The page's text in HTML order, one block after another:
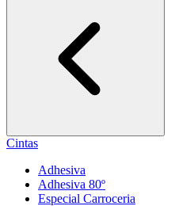
Cintas
Adhesiva
Adhesiva 80º
Especial Carroceria